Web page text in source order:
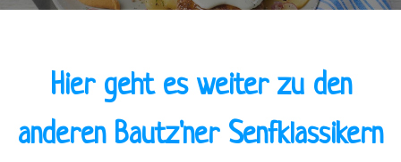
Hier geht es weiter zu den
anderen Bautz'ner Senfklassikern